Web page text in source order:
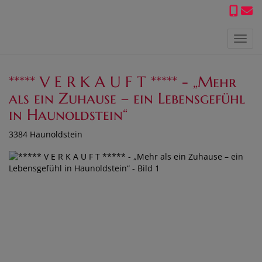
***** V E R K A U F T ***** - „Mehr
als ein Zuhause – ein Lebensgefühl
in Haunoldstein“
3384 Haunoldstein